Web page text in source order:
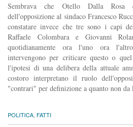
Sembrava che Otello Dalla Rosa
dell'opposizione al sindaco Francesco
constatare invece che tre sono i capi
Raffaele Colombara e Giovanni
quotidianamente ora l'uno ora
intervengono per criticare questo o
l'ipotesi di una delibera della attuale
costoro interpretano il ruolo
"contrari" per definizione a quanto non da
POLITICA FATTI